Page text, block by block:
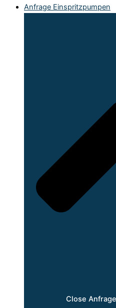
Anfrage Einspritzpumpen
Close